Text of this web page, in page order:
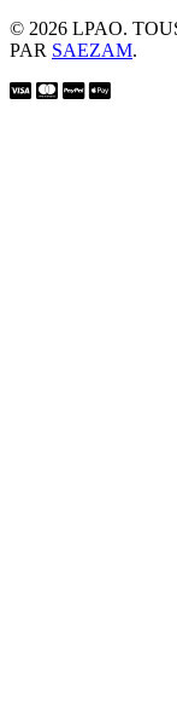
© 2026 LPAO.
PAR SAEZAM.